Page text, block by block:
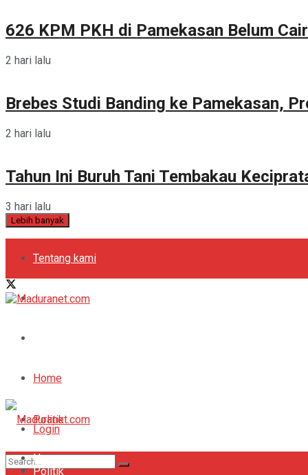
626 KPM PKH di Pamekasan Belum
2 hari lalu
Brebes Studi Banding ke Pamekasan,
2 hari lalu
Tahun Ini Buruh Tani Tembakau
3 hari lalu
Lebih banyak
Tentang kami
Kebijakan Privasi
Periklanan
Login
Register
Home
Politik
Bola
Home
Politik